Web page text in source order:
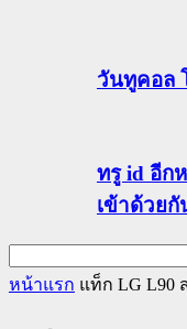
วันทูคอล
ทรู id อีก
เข้าด้วยกั
หน้าแรก แท็ก LG L90